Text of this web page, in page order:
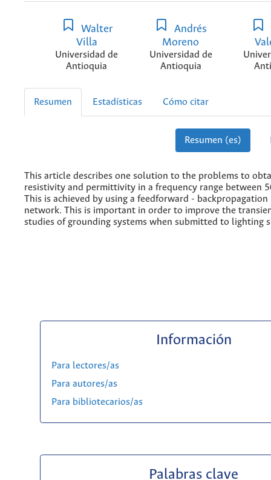
Walter
Villa
Universidad de
Antioquia
Andrés
Moreno
Universidad de
Antioquia
Resumen Estadísticas Cómo citar
Resumen (es)
This article describes one solution to the problems to
resistivity and permittivity in a frequency range between
This is achieved by using a feedforward - backpropagation
network. This is important in order to improve the
studies of grounding systems when submitted to lighting
Información
Para lectores/as
Para autores/as
Para bibliotecarios/as
Palabras clave